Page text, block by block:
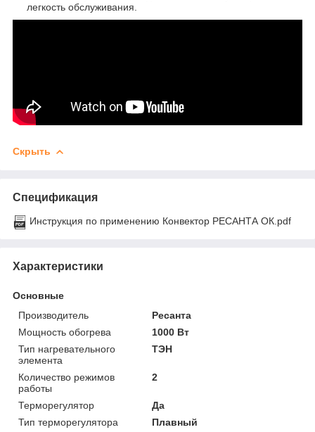
легкость обслуживания.
Скрыть
Спецификация
Инструкция по применению Конвектор РЕСАНТА ОК.pdf
Характеристики
Основные
Производитель
Ресанта
Мощность обогрева
1000 Вт
Тип нагревательного
элемента
ТЭН
Количество режимов
работы
2
Терморегулятор
Да
Тип терморегулятора
Плавный